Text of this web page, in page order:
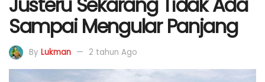
Sampai Mengular Panjang
By Lukman 2 tahun Ago